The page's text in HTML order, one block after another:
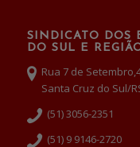
SINDICATO DOS
DO SUL E
Rua 7 de
Santa Cruz do Sul/
(51) 3056-2351
(51) 9 9146-2720